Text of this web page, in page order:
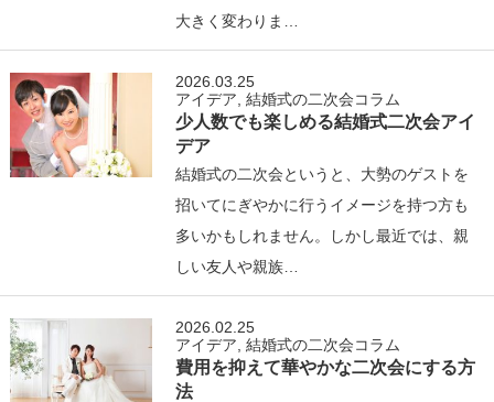
大きく変わりま…
2026.03.25
アイデア ,結婚式の二次会コラム
少人数でも楽しめる結婚式二次会アイ
デア
結婚式の二次会というと、大勢のゲストを
招いてにぎやかに行うイメージを持つ方も
多いかもしれません。しかし最近では、親
しい友人や親族…
2026.02.25
アイデア ,結婚式の二次会コラム
費用を抑えて華やかな二次会にする方
法